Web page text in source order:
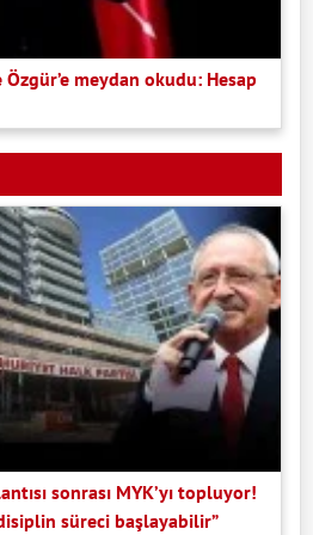
meydan okudu: Hesap
sonrası MYK’yı topluyor!
süreci başlayabilir”